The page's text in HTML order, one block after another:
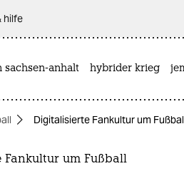
hilfe
sachsen-anhalt hybrider krieg
Digitalisierte Fankultur um
um Fußball